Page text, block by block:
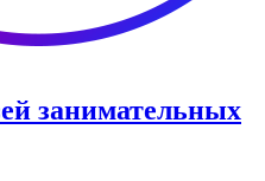
занимательных